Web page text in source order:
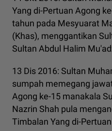
Yang di-Pertuan Agong
tahun pada Mesyuarat
(Khas), menggantikan
Sultan Abdul Halim
13 Dis 2016: Sultan
sumpah memegang
Agong ke-15 manakala
Nazrin Shah pula
Timbalan Yang di-